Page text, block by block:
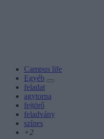
Campus life
Egyéb
feladat
agytorna
fejtörő
feladvány
színes
+2